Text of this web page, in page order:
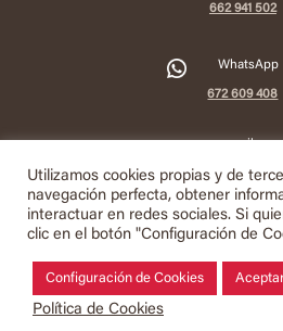
662 941 502
2 WhatsApp
672 609 408
e-mail
Política de
Política de
Termes i Ús de la
Condicions de
Utilizamos cookies propias y de
navegación perfecta, obtener
interactuar en redes sociales. Si
clic en el botón "Configuración de
Configuración de Cookies
Política de Cookies